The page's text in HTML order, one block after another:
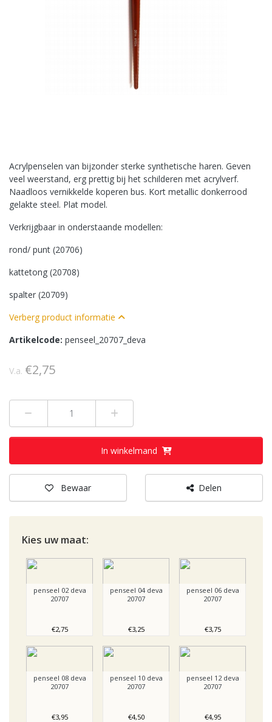
Acrylpenselen van bijzonder sterke synthetische haren. Geven
veel weerstand, erg prettig bij het schilderen met acrylverf.
Naadloos vernikkelde koperen bus. Kort metallic donkerrood
gelakte steel. Plat model.
Verkrijgbaar in onderstaande modellen:
rond/ punt (20706)
kattetong (20708)
spalter (20709)
Verberg product informatie
Artikelcode: penseel_20707_deva
V.a. €2,75
In winkelmand
Bewaar Delen
Kies uw maat:
penseel 02 deva
20707
€2,75
penseel 04 deva
20707
€3,25
penseel 06 deva
20707
€3,75
penseel 08 deva
20707
€3,95
penseel 10 deva
20707
€4,50
penseel 12 deva
20707
€4,95